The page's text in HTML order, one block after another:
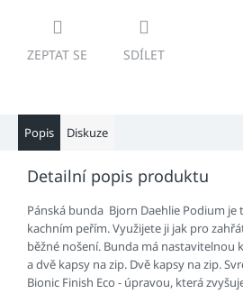
ZEPTAT SE SDÍLET
Popis Diskuze
Detailní popis produktu
Pánská bunda Bjorn Daehlie Podium je
kachním peřím. Využijete ji jak pro
běžné nošení. Bunda má nastavitelnou
a dvě kapsy na zip. Dvě kapsy na zip.
Bionic Finish Eco - úpravou, která